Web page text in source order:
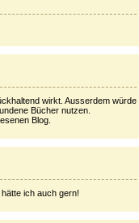
wirkt. Ausserdem würde
Bücher nutzen.
Blog.
ich auch gern!